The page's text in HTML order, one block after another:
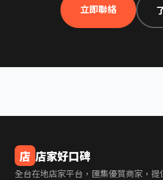
立即聯絡
店 店家好口碑
全台在地店家平台，匯集優質商家，